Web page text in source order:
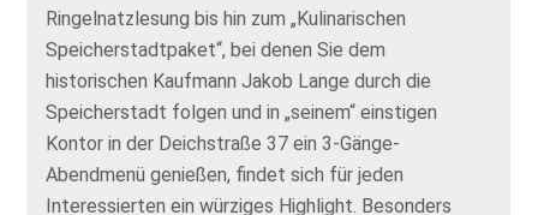
Ringelnatzlesung bis hin zum „Kulinarischen
Speicherstadtpaket“, bei denen Sie dem
historischen Kaufmann Jakob Lange durch die
Speicherstadt folgen und in „seinem“ einstigen
Kontor in der Deichstraße 37 ein 3-Gänge-
Abendmenü genießen, findet sich für jeden
Interessierten ein würziges Highlight. Besonders